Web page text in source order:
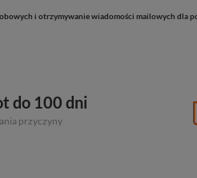
i otrzymywanie wiadomości mailowych dla
do 100 dni
przyczyny